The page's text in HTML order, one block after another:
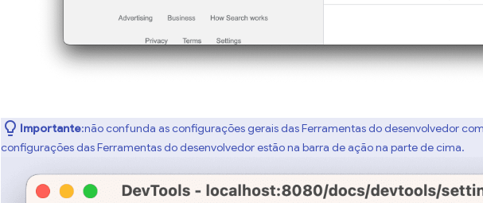
Importante:não confunda as configurações gerais das Ferramentas do desenvolvedor
configurações das Ferramentas do desenvolvedor estão na barra de ação na parte de cima.